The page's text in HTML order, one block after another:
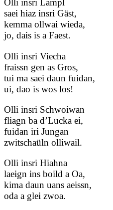
Olli insri Lampl
saei hiaz insri Gäst,
kemma ollwai wieda,
jo, dais is a Faest.
Olli insri Viecha
fraissn gen as Gros,
tui ma saei daun fuidan,
ui, dao is wos los!
Olli insri Schwoiwan
fliagn ba d’Lucka ei,
fuidan iri Jungan
zwitschaüln olliwail.
Olli insri Hiahna
laeign ins boild a Oa,
kima daun uans aeissn,
oda a glei zwoa.